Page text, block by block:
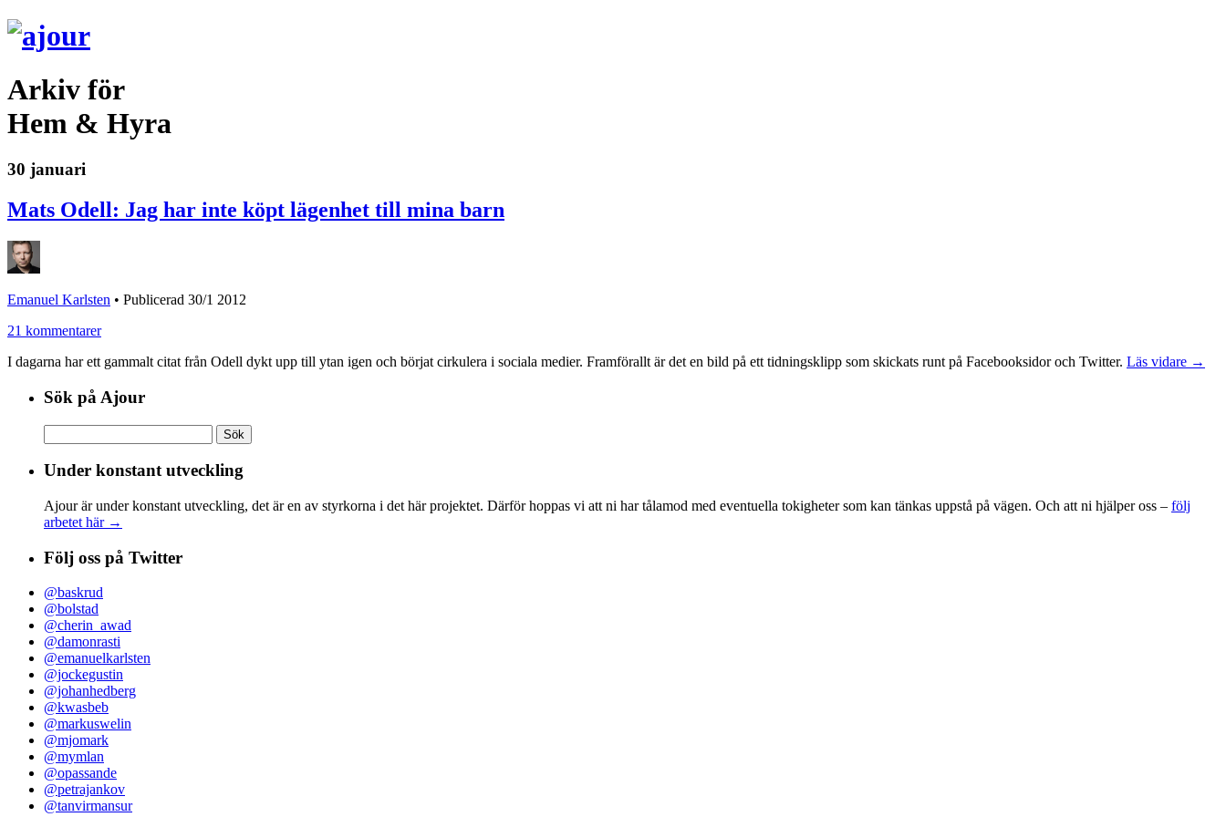
Arkiv för
Hem & Hyra
30 januari
Mats Odell: Jag har inte köpt lägenhet till mina barn
Emanuel Karlsten • Publicerad 30/1 2012
21 kommentarer
I dagarna har ett gammalt citat från Odell dykt upp till ytan igen och börjat cirkulera i sociala medier. Framförallt är det en bild på ett tidningsklipp som skickats runt på Facebooksidor och Twitter. Läs vidare →
Sök på Ajour
efter:
Under konstant utveckling
Ajour är under konstant utveckling, det är en av styrkorna i det här projektet. Därför hoppas vi att ni har tålamod med eventuella tokigheter som kan tänkas uppstå på vägen. Och att ni hjälper oss – följ
arbetet här →
Följ oss på Twitter
@baskrud
@bolstad
@cherin_awad
@damonrasti
@emanuelkarlsten
@jockegustin
@johanhedberg
@kwasbeb
@markuswelin
@mjomark
@mymlan
@opassande
@petrajankov
@tanvirmansur